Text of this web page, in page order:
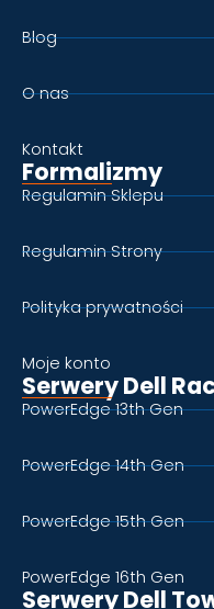
Serwery Dell
PowerEdge 13th Gen
PowerEdge 14th Gen
PowerEdge 15th Gen
PowerEdge 16th Gen
Serwery Dell
Blog
O nas
Kontakt
Formalizmy
Regulamin Sklepu
Regulamin Strony
Polityka prywatności
Moje konto